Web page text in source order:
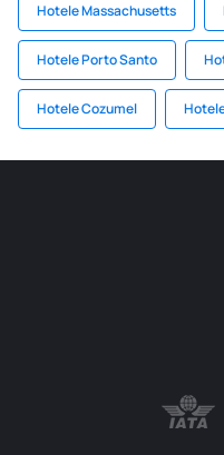
Hotele Massachusetts
Hotele Porto Santo
Hotele Cozumel